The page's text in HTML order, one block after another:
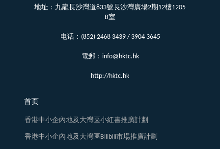
地址：九龍長沙灣道833號長沙灣廣場2期12樓1205
B室
电话：(852) 2468 3439 / 3904 3645
電郵：info@hktc.hk
http://hktc.hk
首页
香港中小企內地及大灣區小紅書推廣計劃
香港中小企內地及大灣區Bilibili市場推廣計劃